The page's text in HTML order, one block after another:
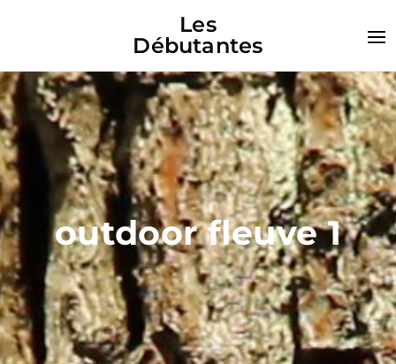
Les
Débutantes
outdoor fleuve 1